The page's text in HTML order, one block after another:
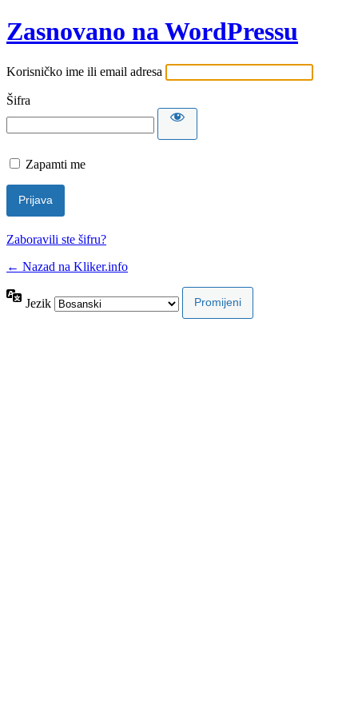
Zasnovano na WordPressu
Korisničko ime ili email adresa
Šifra
Zapamti me
Zaboravili ste šifru?
← Nazad na Kliker.info
Jezik